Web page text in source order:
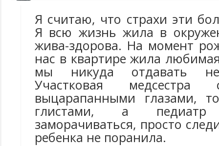
Я считаю, что страхи эти
Я всю жизнь жила в
жива-здорова. На момент
нас в квартире жила
мы никуда отдавать не
Участковая медсестра
выцарапанными глазами,
глистами, а
заморачиваться, просто
ребенка не поранила.